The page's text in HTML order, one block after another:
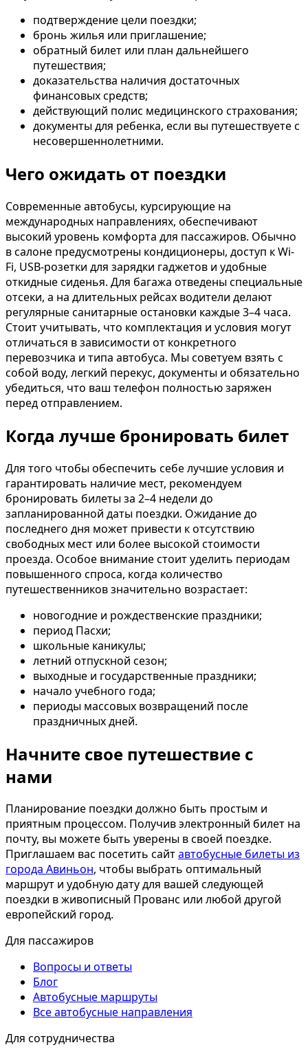
подтверждение цели поездки;
бронь жилья или приглашение;
обратный билет или план дальнейшего
путешествия;
доказательства наличия достаточных
финансовых средств;
действующий полис медицинского страхования;
документы для ребенка, если вы путешествуете с
несовершеннолетними.
Чего ожидать от поездки
Современные автобусы, курсирующие на
международных направлениях, обеспечивают
высокий уровень комфорта для пассажиров. Обычно
в салоне предусмотрены кондиционеры, доступ к Wi-
Fi, USB-розетки для зарядки гаджетов и удобные
откидные сиденья. Для багажа отведены специальные
отсеки, а на длительных рейсах водители делают
регулярные санитарные остановки каждые 3–4 часа.
Стоит учитывать, что комплектация и условия могут
отличаться в зависимости от конкретного
перевозчика и типа автобуса. Мы советуем взять с
собой воду, легкий перекус, документы и обязательно
убедиться, что ваш телефон полностью заряжен
перед отправлением.
Когда лучше бронировать билет
Для того чтобы обеспечить себе лучшие условия и
гарантировать наличие мест, рекомендуем
бронировать билеты за 2–4 недели до
запланированной даты поездки. Ожидание до
последнего дня может привести к отсутствию
свободных мест или более высокой стоимости
проезда. Особое внимание стоит уделить периодам
повышенного спроса, когда количество
путешественников значительно возрастает:
новогодние и рождественские праздники;
период Пасхи;
школьные каникулы;
летний отпускной сезон;
выходные и государственные праздники;
начало учебного года;
периоды массовых возвращений после
праздничных дней.
Начните свое путешествие с
нами
Планирование поездки должно быть простым и
приятным процессом. Получив электронный билет на
почту, вы можете быть уверены в своей поездке.
Приглашаем вас посетить сайтавтобусные билеты из
города Авиньон, чтобы выбрать оптимальный
маршрут и удобную дату для вашей следующей
поездки в живописный Прованс или любой другой
европейский город.
Для пассажиров
Вопросы и ответы
Блог
Автобусные маршруты
Все автобусные направления
Для сотрудничества